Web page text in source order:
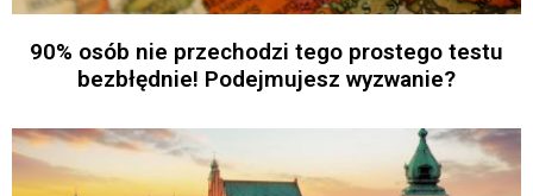
90% osób nie przechodzi tego prostego testu
bezbłędnie! Podejmujesz wyzwanie?